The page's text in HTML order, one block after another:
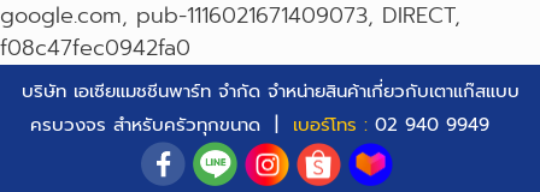
google.com, pub-1116021671409073, DIRECT,
f08c47fec0942fa0
บริษัท เอเซียแมชชีนพาร์ท จำกัด จำหน่ายสินค้าเกี่ยวกับเตาแก๊สแบบ
ครบวงจร สำหรับครัวทุกขนาด | เบอร์โทร : 02 940 9949